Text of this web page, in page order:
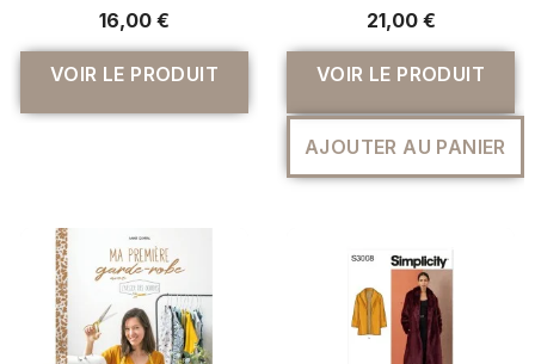
16,00 €
VOIR LE PRODUIT
21,00 €
VOIR LE PRODUIT
AJOUTER AU PANIER